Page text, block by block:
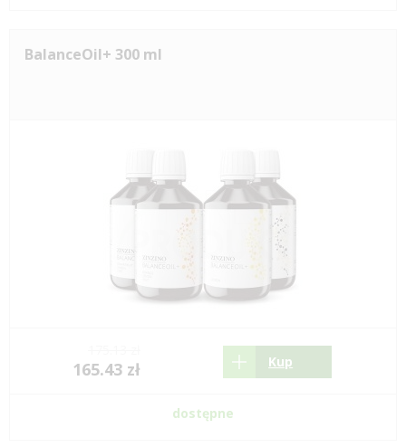
BalanceOil+ 300 ml
165.43 zł Kup
dostępne